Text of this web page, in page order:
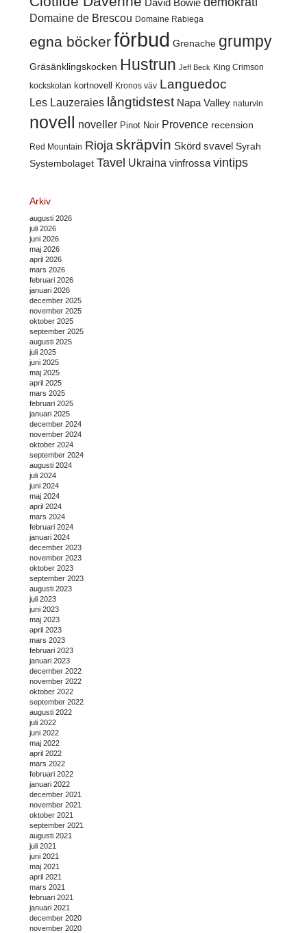
David Bowie
Domaine de Brescou Domaine Rabiega
egna böckerförbud Grenache grumpy
Gräsänklingskocken Hustrun Jeff Beck King Crimson
kockskolan kortnovell Kronos väv Languedoc
Les Lauzeraies långtidstest Napa Valley naturvin
novell noveller Pinot Noir Provence recension
Red Mountain Rioja skräpvin Skörd svavel Syrah
Systembolaget Tavel Ukraina vinfrossa vintips
Arkiv
augusti 2026
juli 2026
juni 2026
maj 2026
april 2026
mars 2026
februari 2026
januari 2026
december 2025
november 2025
oktober 2025
september 2025
augusti 2025
juli 2025
juni 2025
maj 2025
april 2025
mars 2025
februari 2025
januari 2025
december 2024
november 2024
oktober 2024
september 2024
augusti 2024
juli 2024
juni 2024
maj 2024
april 2024
mars 2024
februari 2024
januari 2024
december 2023
november 2023
oktober 2023
september 2023
augusti 2023
juli 2023
juni 2023
maj 2023
april 2023
mars 2023
februari 2023
januari 2023
december 2022
november 2022
oktober 2022
september 2022
augusti 2022
juli 2022
juni 2022
maj 2022
april 2022
mars 2022
februari 2022
januari 2022
december 2021
november 2021
oktober 2021
september 2021
augusti 2021
juli 2021
juni 2021
maj 2021
april 2021
mars 2021
februari 2021
januari 2021
december 2020
november 2020